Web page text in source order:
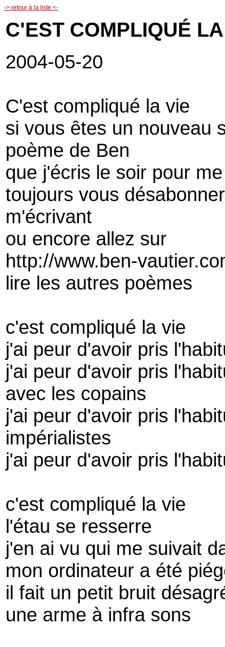
-> retour à la liste <-
C'EST COMPLIQUÉ
2004-05-20
C'est compliqué la vie
si vous êtes un nouveau
poème de Ben
que j'écris le soir pour
toujours vous
m'écrivant
ou encore allez sur
http://www.ben-
lire les autres poèmes
c'est compliqué la vie
j'ai peur d'avoir pris
j'ai peur d'avoir pris
avec les copains
j'ai peur d'avoir pris
impérialistes
j'ai peur d'avoir pris
c'est compliqué la vie
l'étau se resserre
j'en ai vu qui me suivait
mon ordinateur a été
il fait un petit bruit
une arme à infra sons